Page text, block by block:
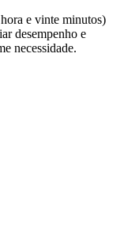
e vinte minutos)
desempenho e
necessidade.